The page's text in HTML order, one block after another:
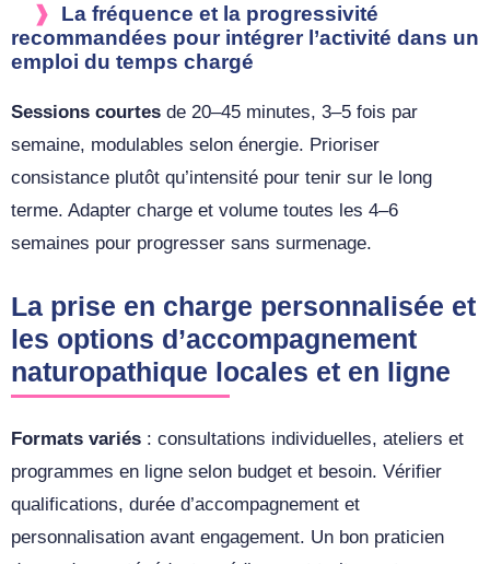
La fréquence et la progressivité
recommandées pour intégrer l’activité dans un
emploi du temps chargé
Sessions courtes de 20–45 minutes, 3–5 fois par
semaine, modulables selon énergie. Prioriser
consistance plutôt qu’intensité pour tenir sur le long
terme. Adapter charge et volume toutes les 4–6
semaines pour progresser sans surmenage.
La prise en charge personnalisée et
les options d’accompagnement
naturopathique locales et en ligne
Formats variés : consultations individuelles, ateliers et
programmes en ligne selon budget et besoin. Vérifier
qualifications, durée d’accompagnement et
personnalisation avant engagement. Un bon praticien